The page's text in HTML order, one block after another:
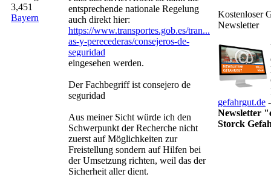
3,451
Bayern
entsprechende nationale Regelung
auch direkt hier:
https://www.transportes.gob.es/tran...
as-y-perecederas/consejeros-de-
seguridad
eingesehen werden.
Der Fachbegriff ist consejero de
seguridad
Aus meiner Sicht würde ich den
Schwerpunkt der Recherche nicht
zuerst auf Möglichkeiten zur
Freistellung sondern auf Hilfen bei
der Umsetzung richten, weil das der
Sicherheit aller dient.
Kostenloser
Newsletter
gefahrgut.de
Newsletter
Storck